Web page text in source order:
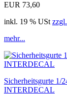
EUR 73,60
inkl. 19 % USt
mehr...
Sicherheitsgurte 1/
INTERDECAL